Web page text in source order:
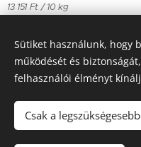
13 151 Ft / 10 kg
Till "96" Kft
Sütiket használunk, hogy
működését és
felhasználói élményt
Csak a